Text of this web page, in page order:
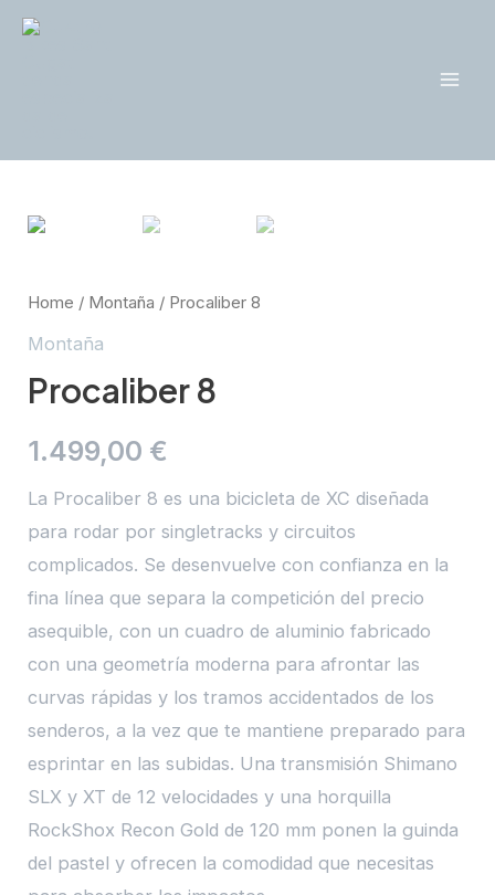
Home / Montaña / Procaliber 8
Montaña
Procaliber 8
1.499,00 €
La Procaliber 8 es una bicicleta de XC diseñada
para rodar por singletracks y circuitos
complicados. Se desenvuelve con confianza en la
fina línea que separa la competición del precio
asequible, con un cuadro de aluminio fabricado
con una geometría moderna para afrontar las
curvas rápidas y los tramos accidentados de los
senderos, a la vez que te mantiene preparado para
esprintar en las subidas. Una transmisión Shimano
SLX y XT de 12 velocidades y una horquilla
RockShox Recon Gold de 120 mm ponen la guinda
del pastel y ofrecen la comodidad que necesitas